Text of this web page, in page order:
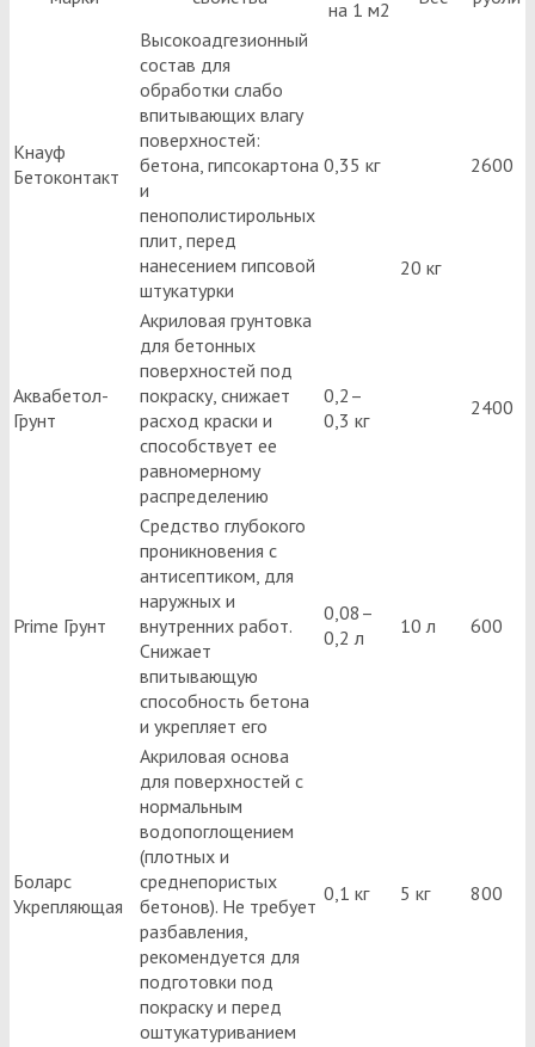
на 1 м2
Кнауф
Бетоконтакт
Высокоадгезионный
состав для
обработки слабо
впитывающих влагу
поверхностей:
бетона, гипсокартона
и
пенополистирольных
плит, перед
нанесением гипсовой
штукатурки
0,35 кг
20 кг
2600
Аквабетол-
Грунт
Акриловая грунтовка
для бетонных
поверхностей под
покраску, снижает
расход краски и
способствует ее
равномерному
распределению
0,2–
0,3 кг
2400
Prime Грунт
Средство глубокого
проникновения с
антисептиком, для
наружных и
внутренних работ.
Снижает
впитывающую
способность бетона
и укрепляет его
0,08–
0,2 л
10 л 600
Боларс
Укрепляющая
Акриловая основа
для поверхностей с
нормальным
водопоглощением
(плотных и
среднепористых
бетонов). Не требует
разбавления,
рекомендуется для
подготовки под
покраску и перед
оштукатуриванием
0,1 кг 5 кг 800